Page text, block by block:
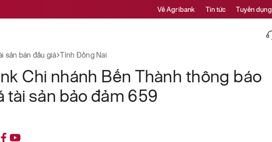
Về Agribank Tin tức Tuyển dụng
sản bán đấu giá Tỉnh Đồng Nai
Chi nhánh Bến Thành thông báo
tài sản bảo đảm 659